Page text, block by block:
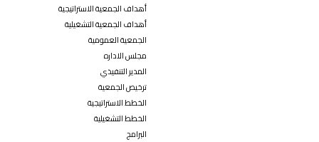
أهداف الجمعية الاستراتيجية
أهداف الجمعية التشغيلية
الجمعية العمومية
مجلس الاداره
المدير التنفيذي
ترخيص الجمعية
الخطط الاستراتيجية
الخطط التشغيلية
البرامج